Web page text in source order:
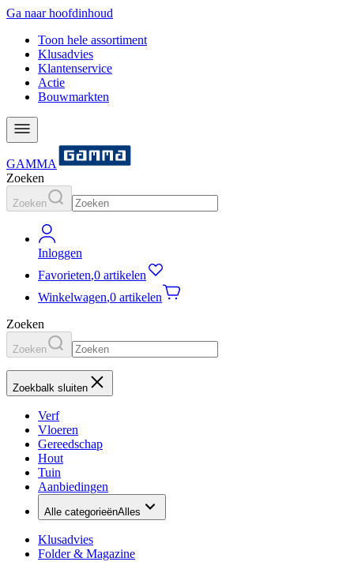
Ga naar hoofdinhoud
Toon hele assortiment
Klusadvies
Klantenservice
Actie
Bouwmarkten
GAMMA
Zoeken
Zoeken
Inloggen
Favorieten,0 artikelen
Winkelwagen,0 artikelen
Zoeken
Zoeken
Zoekbalk sluiten
Verf
Vloeren
Gereedschap
Hout
Tuin
Aanbiedingen
Alle categorieënAlles
Klusadvies
Folder & Magazine